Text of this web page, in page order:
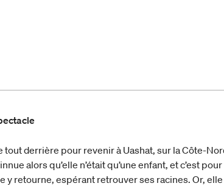
tout derrière pour revenir à Uashat, sur la Côte-
alors qu’elle n’était qu’une enfant, et c’est
y retourne, espérant retrouver ses racines. Or,